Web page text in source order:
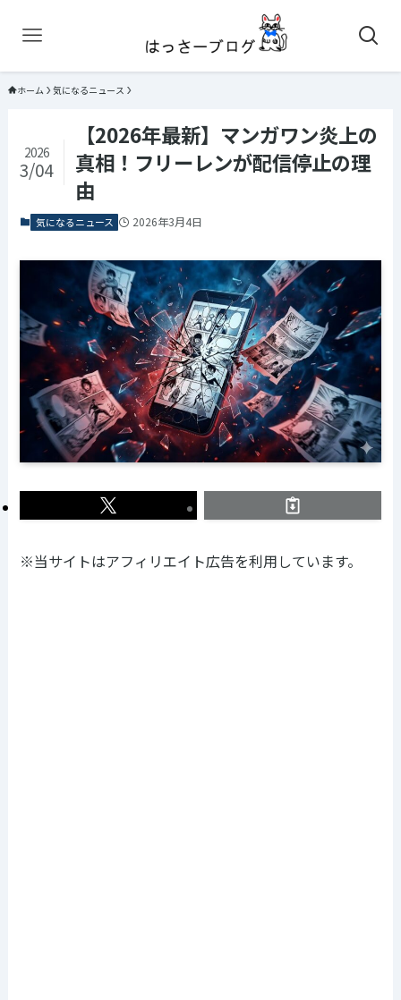
ホーム 気になるニュース
【2026年最新】マンガワン炎上の
真相！フリーレンが配信停止の理
由
2026
3/04
気になるニュース 2026年3月4日
※当サイトはアフィリエイト広告を利用しています。